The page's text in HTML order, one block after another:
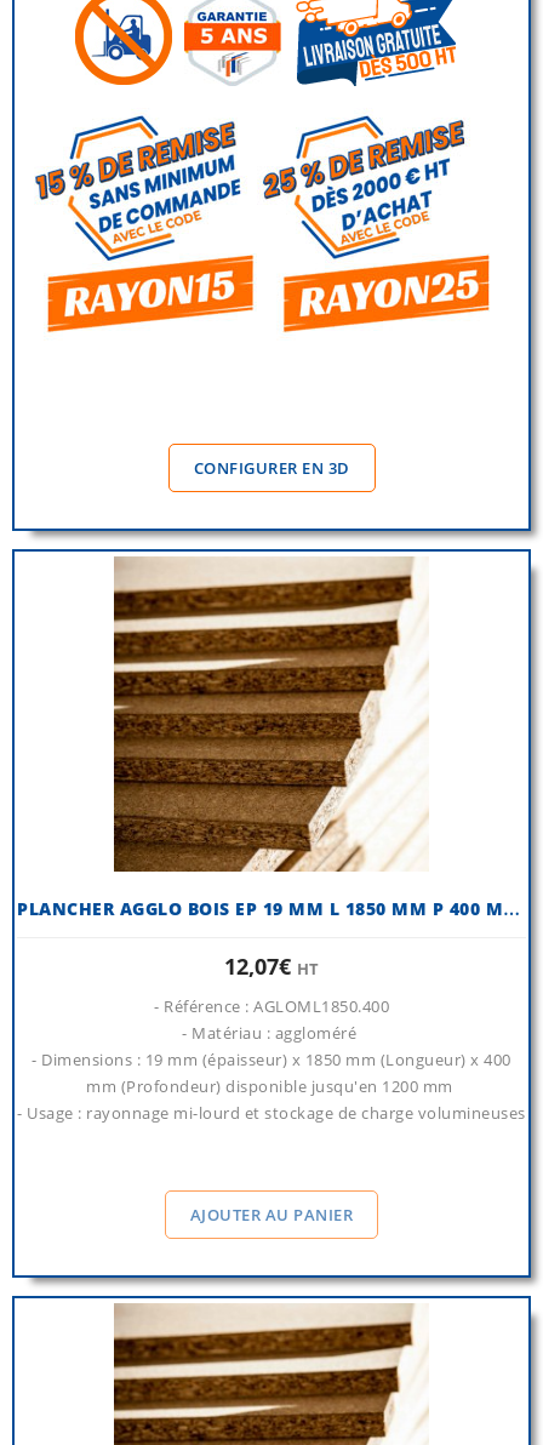
CONFIGURER EN 3D
P
LANCHER AGGLO BOIS EP 19 MM L 1850 MM P 400 MM (QTÉ 1 NIVEAU)
12,07€ HT
- Référence : AGLOML1850.400
- Matériau : aggloméré
- Dimensions : 19 mm (épaisseur) x 1850 mm (Longueur) x 400
mm (Profondeur) disponible jusqu'en 1200 mm
- Usage : rayonnage mi-lourd et stockage de charge volumineuses
AJOUTER AU PANIER